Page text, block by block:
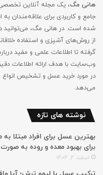
هانی مگ، یک مجله آنلاین
جامع و کاربردی برای علاقه‌مندان
شده است. در هانی مگ، می‌توانید
از روش‌های آشپزی و استفاده
گرفته تا اطلاعات علمی و مفید
وب‌سایت با هدف ارائه اطلاعات
در مورد خرید عسل و تشخیص انواع
می‌دهد.
نوشته های تازه
برای بهبود معده و روده به
اسفند 4, 1404